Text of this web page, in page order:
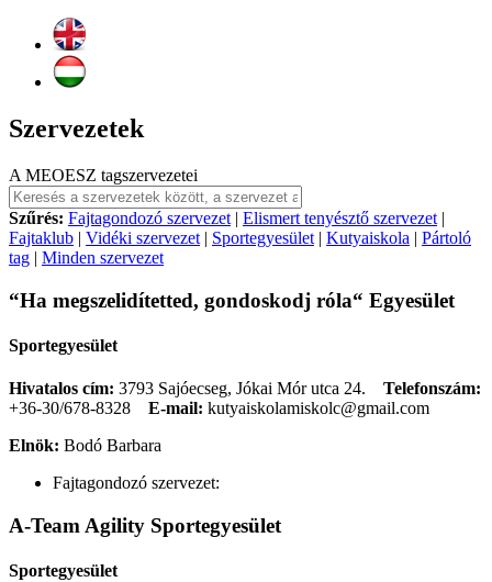
Szervezetek
A MEOESZ tagszervezetei
Szűrés: Fajtagondozó szervezet | Elismert tenyésztő szervezet |
Fajtaklub | Vidéki szervezet | Sportegyesület | Kutyaiskola | Pártoló
tag | Minden szervezet
“Ha megszelidítetted, gondoskodj róla“ Egyesület
Sportegyesület
Hivatalos cím: 3793 Sajóecseg, Jókai Mór utca 24. Telefonszám:
+36-30/678-8328
E-mail: kutyaiskolamiskolc@gmail.com
Elnök: Bodó Barbara
Fajtagondozó szervezet:
A-Team Agility Sportegyesület
Sportegyesület